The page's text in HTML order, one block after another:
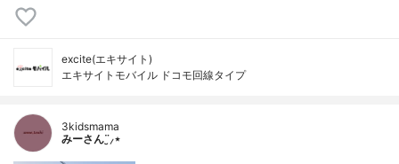
excite(エキサイト)
エキサイトモバイル ドコモ回線タイプ
3kidsmama
みーさん¨̮⸝⋆